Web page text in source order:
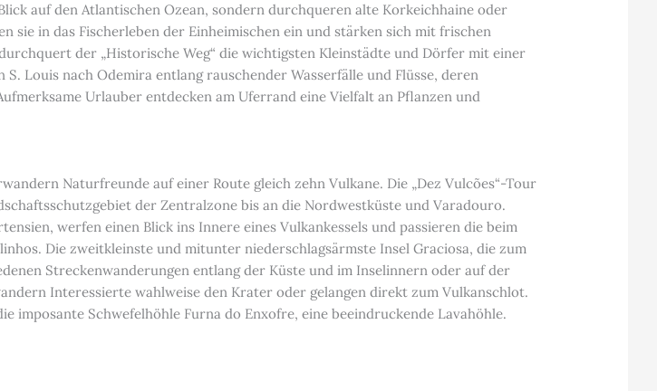
auf den Atlantischen Ozean, sondern durchqueren alte Korkeichhaine oder
sie in das Fischerleben der Einheimischen ein und stärken sich mit frischen
der „Historische Weg“ die wichtigsten Kleinstädte und Dörfer mit einer
Louis nach Odemira entlang rauschender Wasserfälle und Flüsse, deren
Urlauber entdecken am Uferrand eine Vielfalt an Pflanzen und
Naturfreunde auf einer Route gleich zehn Vulkane. Die „Dez Vulcões“-Tour
der Zentralzone bis an die Nordwestküste und Varadouro.
werfen einen Blick ins Innere eines Vulkankessels und passieren die beim
Die zweitkleinste und mitunter niederschlagsärmste Insel Graciosa, die zum
Streckenwanderungen entlang der Küste und im Inselinnern oder auf der
Interessierte wahlweise den Krater oder gelangen direkt zum Vulkanschlot.
imposante Schwefelhöhle Furna do Enxofre, eine beeindruckende Lavahöhle.